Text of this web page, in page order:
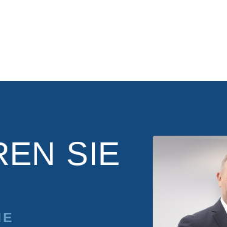
SIE